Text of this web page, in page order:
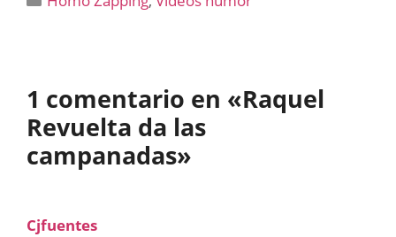
1 comentario en «Raquel
Revuelta da las
campanadas»
Cjfuentes